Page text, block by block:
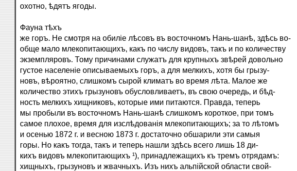
охотно, ѣдятъ ягоды.
Фауна тѣхъ
же горъ. Не смотря на обиліе лѣсовъ въ восточномъ Нань-шанѣ, здѣсь во-
обще мало млекопитающихъ, какъ по числу видовъ, такъ и по количеству
экземпляровъ. Тому причинами служатъ для крупныхъ звѣрей довольно
густое населеніе описываемыхъ горъ, а для мелкихъ, хотя бы грызу-
новъ, вѣроятно, слишкомъ сырой климатъ во время лѣта. Малое же
количество этихъ грызуновъ обусловливаетъ, въ свою очередь, и бѣд-
ность мелкихъ хищниковъ, которые ими питаются. Правда, теперь
мы пробыли въ восточномъ Нань-шанѣ слишкомъ короткое, при томъ
самое плохое, время для изслѣдованія млекопитающихъ; за то лѣтомъ
и осенью 1872 г. и весною 1873 г. достаточно обшарили эти самыя
горы. Но какъ тогда, такъ и теперь нашли здѣсь всего лишь 18 ди-
кихъ видовъ млекопитающихъ ¹), принадлежащихъ къ тремъ отрядамъ:
хищныхъ, грызуновъ и жвачныхъ. Изъ нихъ альпійской области свой-